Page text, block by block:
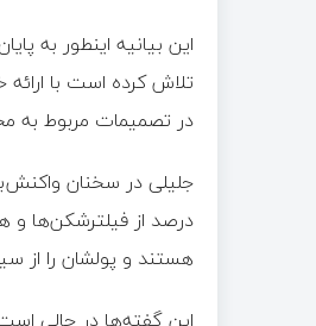
این بیانیه اینطور به
تلاش کرده است با ارائه
در تصمیمات مربوط به
درصد از فیلترشکن‌ها و
هستند و پولشان را از